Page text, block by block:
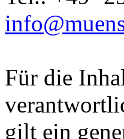
Für die
gilt ein